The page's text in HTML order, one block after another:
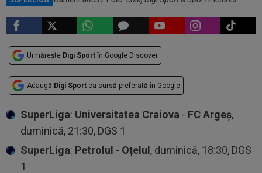
Urmărește Digi Sport în Google Discover
Adaugă Digi Sport ca sursă preferată în Google
SuperLiga: Universitatea Craiova - FC Argeș,
duminică, 21:30, DGS 1
SuperLiga: Petrolul - Oțelul , duminică, 18:30, DGS
1